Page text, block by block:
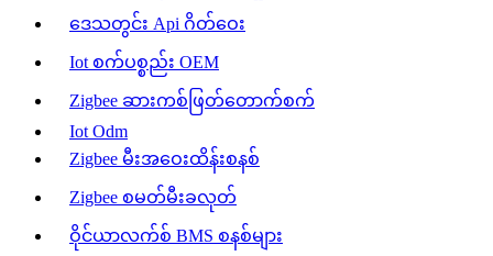
ဒေသတွင်း Api ဂိတ်ဝေး
Iot စက်ပစ္စည်း OEM
Zigbee ဆားကစ်ဖြတ်တောက်စက်
Iot Odm
Zigbee မီးအဝေးထိန်းစနစ်
Zigbee စမတ်မီးခလုတ်
ဝိုင်ယာလက်စ် BMS စနစ်များ